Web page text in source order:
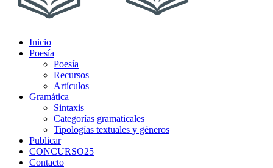
Inicio
Poesía
Poesía
Recursos
Artículos
Gramática
Sintaxis
Categorías gramaticales
Tipologías textuales y géneros
Publicar
CONCURSO25
Contacto